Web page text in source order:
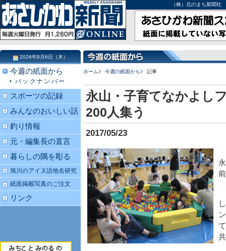
（株）北のまち新聞
ホーム 今週の紙面から 記事
永山・子育てなかよし
200人集う
2017/05/23
2026年8月6日（木）
今週の紙面から
バックナンバー
スポーツの記録
みんなのおいしい話
釣り情報
元・編集長の直言
暮らしの隅を彫る
旭川のアイヌ語地名研究
紙面掲載写真のご注文
リンク